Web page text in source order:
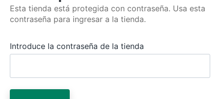
Esta tienda está protegida con contraseña. Usa esta
contraseña para ingresar a la tienda.
Introduce la contraseña de la tienda